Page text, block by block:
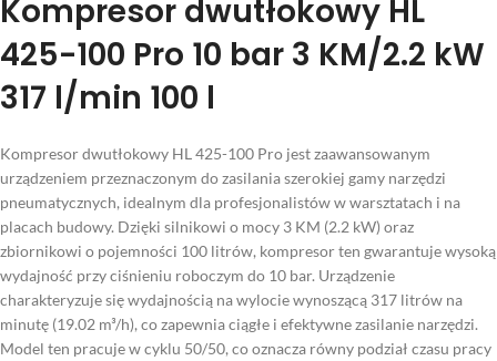
Kompresor dwutłokowy HL
425-100 Pro 10 bar 3 KM/2.2 kW
317 l/min 100 l
Kompresor dwutłokowy HL 425-100 Pro jest zaawansowanym
urządzeniem przeznaczonym do zasilania szerokiej gamy narzędzi
pneumatycznych, idealnym dla profesjonalistów w warsztatach i na
placach budowy. Dzięki silnikowi o mocy 3 KM (2.2 kW) oraz
zbiornikowi o pojemności 100 litrów, kompresor ten gwarantuje wysoką
wydajność przy ciśnieniu roboczym do 10 bar. Urządzenie
charakteryzuje się wydajnością na wylocie wynoszącą 317 litrów na
minutę (19.02 m³/h), co zapewnia ciągłe i efektywne zasilanie narzędzi.
Model ten pracuje w cyklu 50/50, co oznacza równy podział czasu pracy